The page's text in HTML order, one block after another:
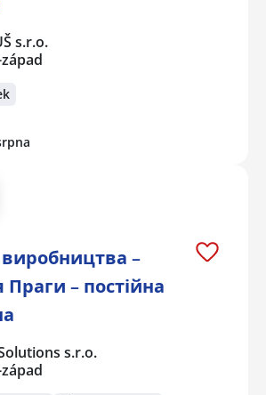
s.r.o.
–
Праги – постійна
s.r.o.